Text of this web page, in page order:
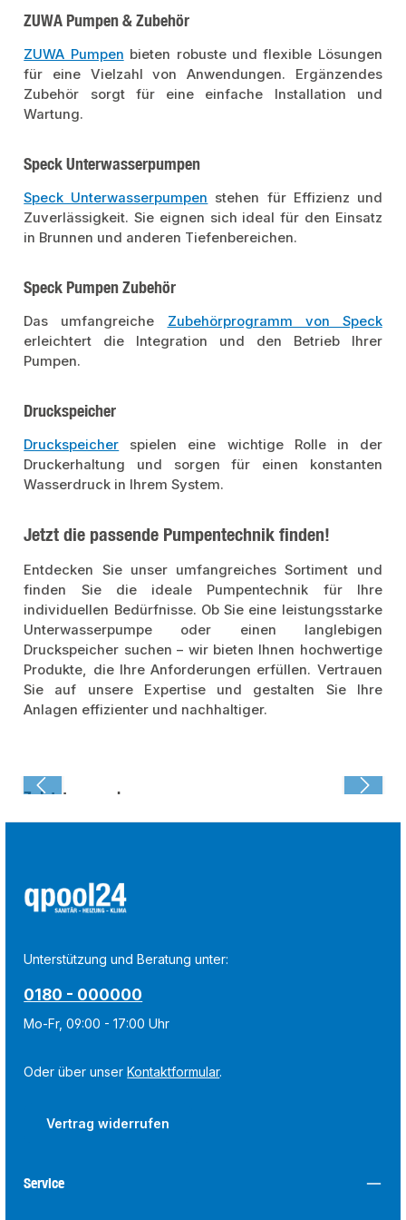
ZUWA Pumpen & Zubehör
ZUWA Pumpen bieten robuste und flexible Lösungen
für eine Vielzahl von Anwendungen. Ergänzendes
Zubehör sorgt für eine einfache Installation und
Wartung.
Speck Unterwasserpumpen
Speck Unterwasserpumpen stehen für Effizienz und
Zuverlässigkeit. Sie eignen sich ideal für den Einsatz
in Brunnen und anderen Tiefenbereichen.
Speck Pumpen Zubehör
Das umfangreiche Zubehörprogramm von Speck
erleichtert die Integration und den Betrieb Ihrer
Pumpen.
Druckspeicher
Druckspeicher spielen eine wichtige Rolle in der
Druckerhaltung und sorgen für einen konstanten
Wasserdruck in Ihrem System.
Jetzt die passende Pumpentechnik finden!
Entdecken Sie unser umfangreiches Sortiment und
finden Sie die ideale Pumpentechnik für Ihre
individuellen Bedürfnisse. Ob Sie eine leistungsstarke
Unterwasserpumpe oder einen langlebigen
Druckspeicher suchen – wir bieten Ihnen hochwertige
Produkte, die Ihre Anforderungen erfüllen. Vertrauen
Sie auf unsere Expertise und gestalten Sie Ihre
Anlagen effizienter und nachhaltiger.
Zuletzt angesehen:
Unterstützung und Beratung unter:
0180 - 000000
Mo-Fr, 09:00 - 17:00 Uhr
Oder über unserKontaktformular.
Vertrag widerrufen
Service